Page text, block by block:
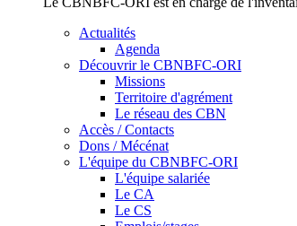
Actualités
Agenda
Découvrir le CBNBFC-ORI
Missions
Territoire d'agrément
Le réseau des CBN
Accès / Contacts
Dons / Mécénat
L'équipe du CBNBFC-ORI
L'équipe salariée
Le CA
Le CS